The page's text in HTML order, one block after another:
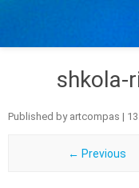
shkola-
Published by artcompas |
← Previous